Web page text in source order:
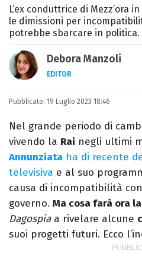
L’ex conduttrice di Mezz’ora
le dimissioni per
potrebbe sbarcare in politica.
Debora Manzoli
EDITOR
LINKEDIN
INSTAGRAM
Scrittrice,
mantovana,
Tv. Ha due libri
alla follia.
Pubblicato: 19 Luglio 2023 18:46
Nel grande periodo di
vivendo la Rai negli ultimi
Annunziata ha di recente
televisiva e al suo
causa di incompatibilità
governo. Ma cosa farà ora
Dagospiaa rivelare alcune
suoi progetti futuri. Ecco